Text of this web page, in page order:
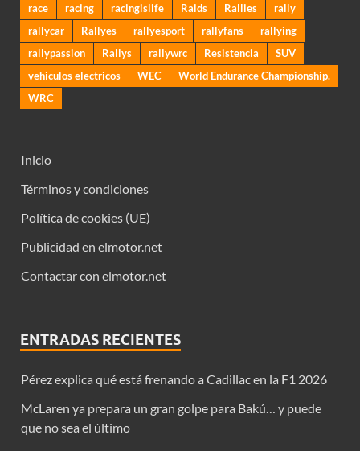
race
racing racingislife Raids Rallies
rally
rallycar
Rallyes rallyesport rallyfans
rallying
rallypassion
Rallys rallywrc Resistencia
SUV
vehiculos electricos
WEC
World Endurance Championship.
WRC
Inicio
Términos y condiciones
Política de cookies (UE)
Publicidad en elmotor.net
Contactar con elmotor.net
ENTRADAS RECIENTES
Pérez explica qué está frenando a Cadillac en la F1 2026
McLaren ya prepara un gran golpe para Bakú… y puede
que no sea el último